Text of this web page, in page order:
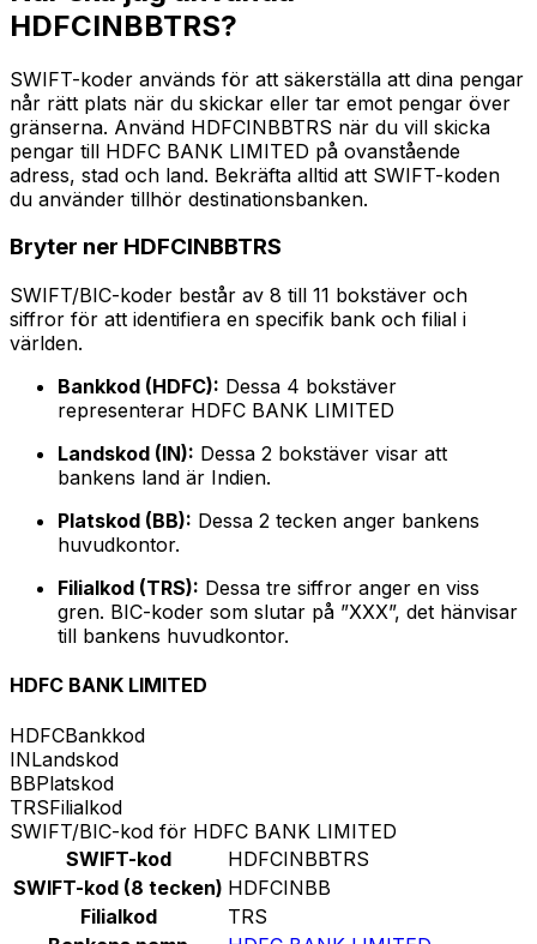
HDFCINBBTRS?
SWIFT-koder används för att säkerställa att dina pengar
når rätt plats när du skickar eller tar emot pengar över
gränserna. Använd HDFCINBBTRS när du vill skicka
pengar till HDFC BANK LIMITED på ovanstående
adress, stad och land. Bekräfta alltid att SWIFT-koden
du använder tillhör destinationsbanken.
Bryter ner HDFCINBBTRS
SWIFT/BIC-koder består av 8 till 11 bokstäver och
siffror för att identifiera en specifik bank och filial i
världen.
Bankkod (HDFC): Dessa 4 bokstäver
representerar HDFC BANK LIMITED
Landskod (IN): Dessa 2 bokstäver visar att
bankens land är Indien.
Platskod (BB): Dessa 2 tecken anger bankens
huvudkontor.
Filialkod (TRS): Dessa tre siffror anger en viss
gren. BIC-koder som slutar på ”XXX”, det hänvisar
till bankens huvudkontor.
HDFC BANK LIMITED
HDFCBankkod
INLandskod
BBPlatskod
TRSFilialkod
SWIFT/BIC-kod för HDFC BANK LIMITED
SWIFT-kod
HDFCINBBTRS
SWIFT-kod (8 tecken) HDFCINBB
Filialkod
TRS